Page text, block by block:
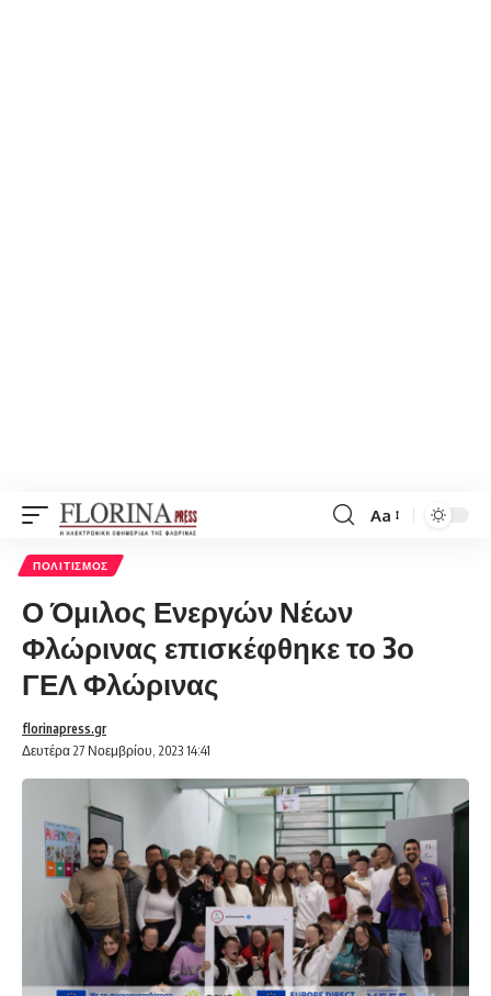
Font
Aa
ΠΟΛΙΤΙΣΜΌΣ
Ο Όμιλος Ενεργών Νέων
Φλώρινας επισκέφθηκε το 3ο
ΓΕΛ Φλώρινας
Δευτέρα 27 Νοεμβρίου, 2023 14:41
florinapress.gr